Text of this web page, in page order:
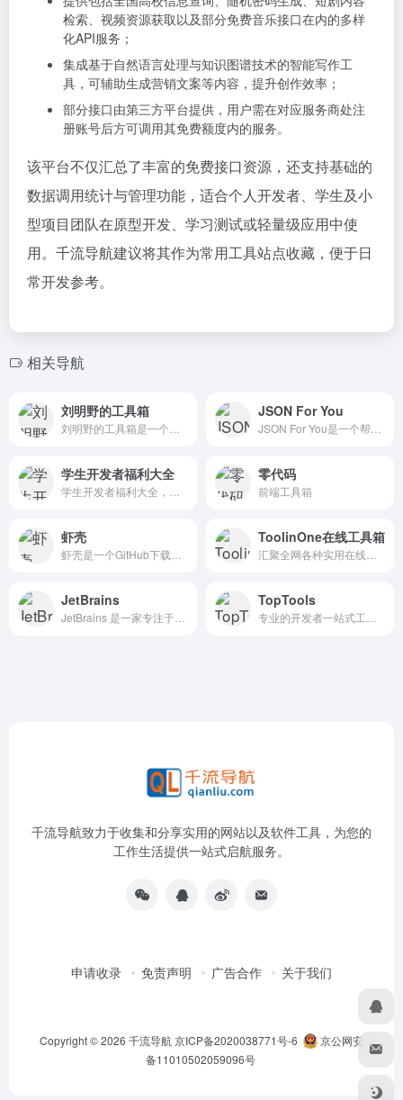
检索、视频资源获取以及部分免费音乐接口在内的多样
化API服务；
集成基于自然语言处理与知识图谱技术的智能写作工
具，可辅助生成营销文案等内容，提升创作效率；
部分接口由第三方平台提供，用户需在对应服务商处注
册账号后方可调用其免费额度内的服务。
该平台不仅汇总了丰富的免费接口资源，还支持基础的
数据调用统计与管理功能，适合个人开发者、学生及小
型项目团队在原型开发、学习测试或轻量级应用中使
用。千流导航建议将其作为常用工具站点收藏，便于日
常开发参考。
相关导航
刘明野的工具箱 JSON For You
学生开发者福利大全 零代码
前端工具箱
虾壳 ToolinOne在线工具箱
JetBrains TopTools
千流导航致力于收集和分享实用的网站以及软件工具，为您的
工作生活提供一站式启航服务。
申请收录 免责声明 广告合作 关于我们
Copyright © 2026 千流导航京ICP备2020038771号-6
京公网安
备11010502059096号